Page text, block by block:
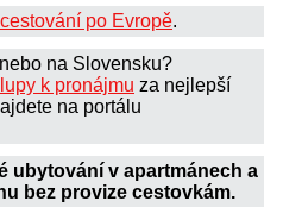
cestování po Evropě.
na Slovensku?
k pronájmu za nejlepší
na portálu
ubytování v apartmánech a
bez provize cestovkám.